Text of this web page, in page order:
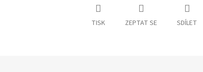
TISK ZEPTAT SE SDÍLET